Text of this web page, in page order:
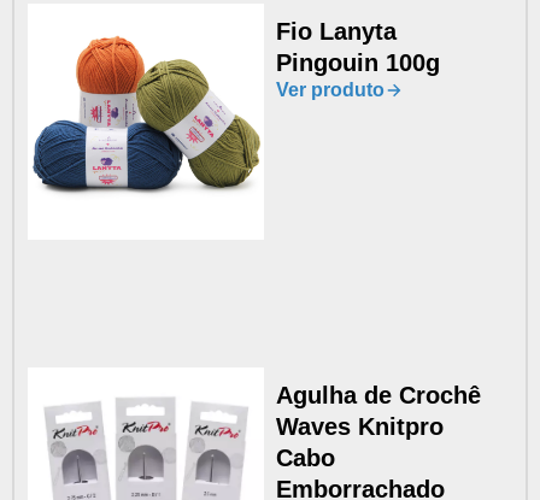
Fio Lanyta
Pingouin 100g
Ver produto
Agulha de Crochê
Waves Knitpro
Cabo
Emborrachado